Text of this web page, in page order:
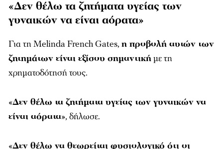
«Δεν θέλω τα ζητήματα υγείας των
γυναικών να είναι αόρατα»
Για τη Melinda French Gates, η προβολή αυτών των
ζητημάτων είναι εξίσου σημαντικήμε τη
χρηματοδότησή τους.
«Δεν θέλω τα ζητήματα υγείας των γυναικών να
είναι αόρατα», δήλωσε.
«Δεν θέλω να θεωρείται φυσιολογικό ότι οι